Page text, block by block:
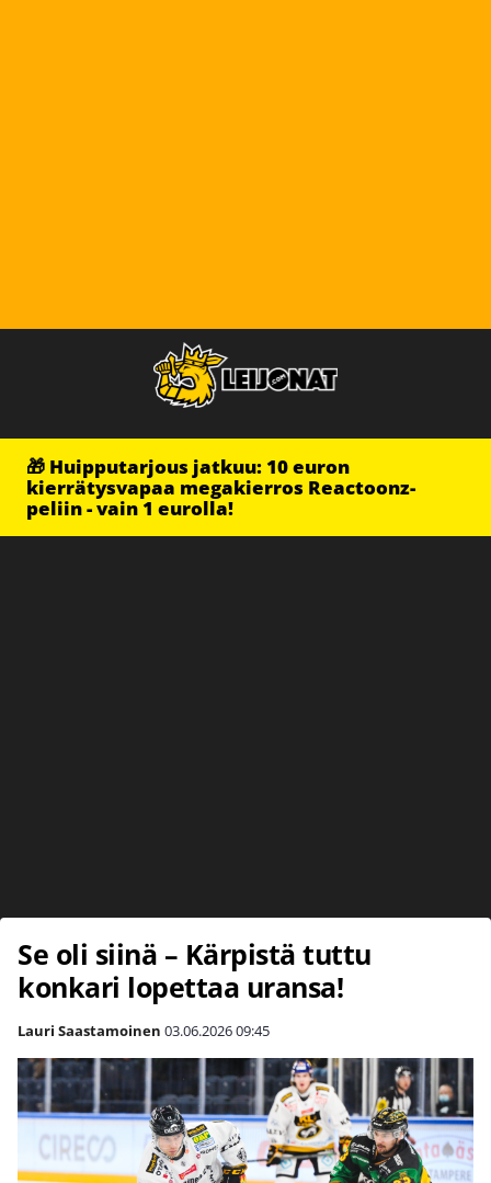
🎁 Huipputarjous jatkuu: 10 euron
kierrätysvapaa megakierros Reactoonz-
peliin - vain 1 eurolla!
Se oli siinä – Kärpistä tuttu
konkari lopettaa uransa!
Lauri Saastamoinen 03.06.202609:45